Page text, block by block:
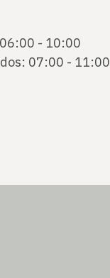
- 10:00
07:00 - 11:00